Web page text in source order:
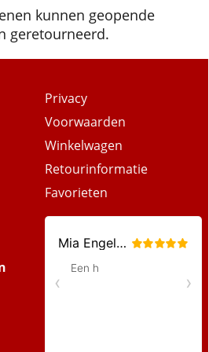
kunnen geopende
geretourneerd.
Privacy
Voorwaarden
Winkelwagen
Retourinformatie
Favorieten